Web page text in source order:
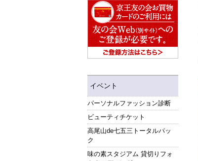
イベント
パーソナルファッション診断
ビューティチケット
高尾山de七五三トータルパッ
ク
味の素スタジアム 貸切りフォ